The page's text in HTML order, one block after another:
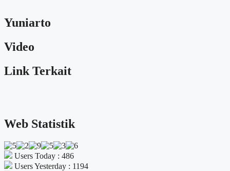
Yuniarto
Video
Link Terkait
Web Statistik
Users Today : 486
Users Yesterday : 1194